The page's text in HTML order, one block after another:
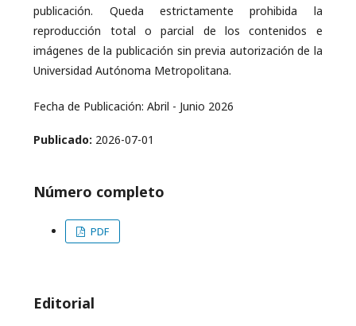
publicación. Queda estrictamente prohibida la
reproducción total o parcial de los contenidos e
imágenes de la publicación sin previa autorización de la
Universidad Autónoma Metropolitana.
Fecha de Publicación: Abril - Junio 2026
Publicado: 2026-07-01
Número completo
PDF
Editorial